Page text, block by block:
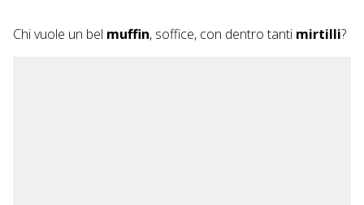
Chi vuole un bel muffin, soffice, con dentro tanti mirtilli?